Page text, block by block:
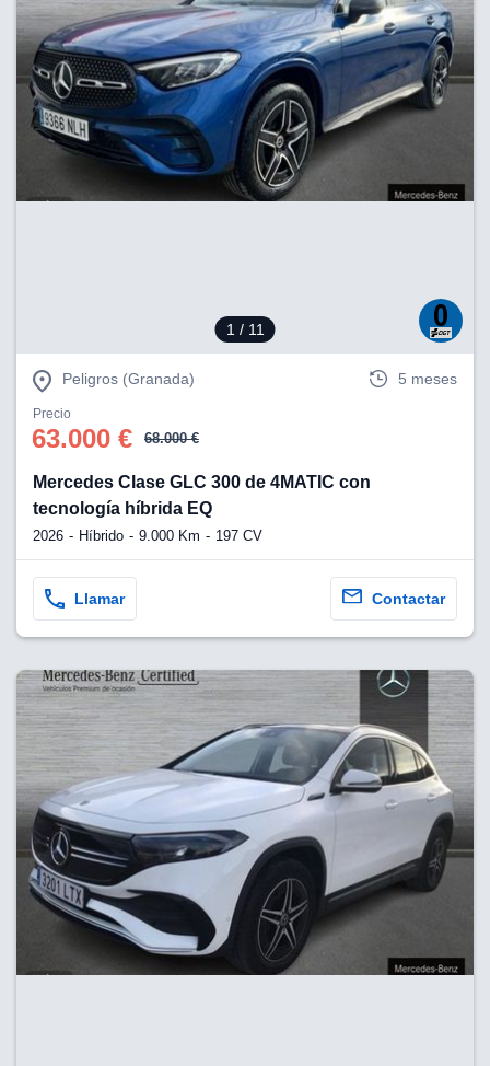
1 / 11
Peligros (Granada) 5 meses
Precio
63.000 € 68.000 €
Mercedes Clase GLC 300 de 4MATIC con
tecnología híbrida EQ
2026 Híbrido 9.000 Km 197 CV
Llamar Contactar